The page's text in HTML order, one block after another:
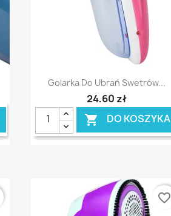
Szybki podgląd
Golarka Do Ubrań Swetrów...
24,60 zł
 DO KOSZYKA
favorite_border